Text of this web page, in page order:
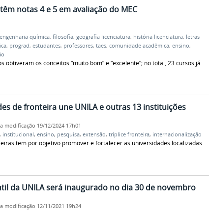
notas 4 e 5 em avaliação do MEC
engenharia química, filosofia, geografia licenciatura, história licenciatura, letras
, prograd, estudantes, professores, taes, comunidade acadêmica, ensino,
obtiveram os conceitos “muito bom” e “excelente”; no total, 23 cursos já
de fronteira une UNILA e outras 13 instituições
modificação 19/12/2024 17h01
institucional, ensino, pesquisa, extensão, tríplice fronteira, internacionalização
tem por objetivo promover e fortalecer as universidades localizadas
da UNILA será inaugurado no dia 30 de novembro
modificação 12/11/2021 19h24